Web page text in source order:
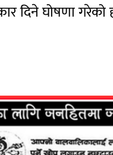
दिने घोषणा